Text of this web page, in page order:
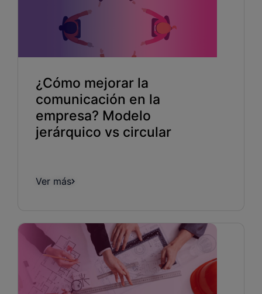
¿Cómo mejorar la
comunicación en la
empresa? Modelo
jerárquico vs circular
Ver más